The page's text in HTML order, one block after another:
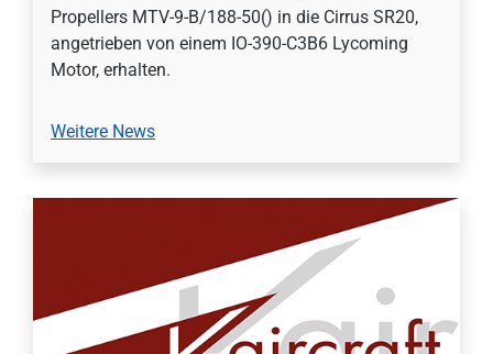
Propellers MTV-9-B/188-50() in die Cirrus SR20,
angetrieben von einem IO-390-C3B6 Lycoming
Motor, erhalten.
Weitere News